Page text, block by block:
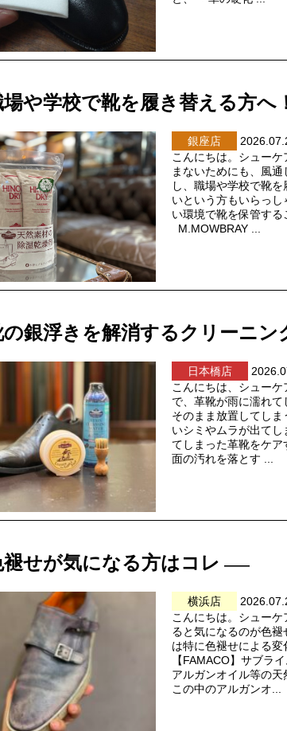
場や学校で靴を履き替える方へ
銀座店
こんにちは。シュー
まないためにも、風
し、職場や学校で靴
いという方もいらっ
い環境で靴を保管する
M.MOWBRAY ...
の銀浮きを解消するクリーニン
日本橋店
こんにちは、シュー
で、革靴が雨に濡れ
そのまま放置してし
いシミやムラが出て
てしまった革靴をケ
面の汚れを落とす ...
褪せが気になる方はコレ
横浜店
こんにちは。シュー
ると気になるのが色
は特に色褪せによる
【FAMACO】サブラ
アルガンオイル等の天
この中のアルガンオ...